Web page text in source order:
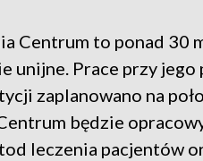
Centrum to ponad 30
unijne. Prace przy
zaplanowano na
będzie
leczenia pacjentów